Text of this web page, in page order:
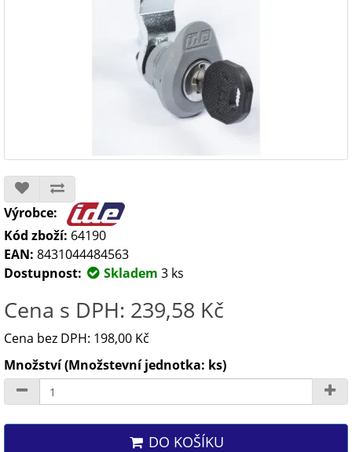
Výrobce:
Kód zboží: 64190
EAN: 8431044484563
Dostupnost:
Skladem 3 ks
Cena s DPH: 239,58 Kč
Cena bez DPH: 198,00 Kč
Množství (Množstevní jednotka: ks)
DO KOŠÍKU